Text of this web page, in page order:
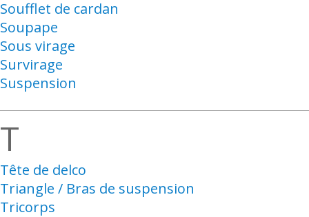
Soufflet de cardan
Soupape
Sous virage
Survirage
Suspension
T
Tête de delco
Triangle / Bras de suspension
Tricorps